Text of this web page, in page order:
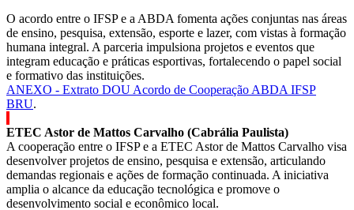
O acordo entre o IFSP e a ABDA fomenta ações conjuntas nas áreas
de ensino, pesquisa, extensão, esporte e lazer, com vistas à formação
humana integral. A parceria impulsiona projetos e eventos que
integram educação e práticas esportivas, fortalecendo o papel social
e formativo das instituições.
ANEXO - Extrato DOU Acordo de Cooperação ABDA IFSP
BRU.
ETEC Astor de Mattos Carvalho (Cabrália Paulista)
A cooperação entre o IFSP e a ETEC Astor de Mattos Carvalho visa
desenvolver projetos de ensino, pesquisa e extensão, articulando
demandas regionais e ações de formação continuada. A iniciativa
amplia o alcance da educação tecnológica e promove o
desenvolvimento social e econômico local.